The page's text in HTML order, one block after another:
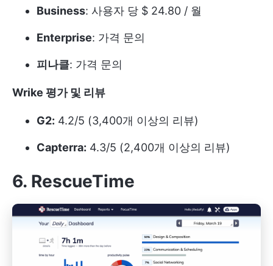
Business: 사용자 당 $ 24.80 / 월
Enterprise: 가격 문의
피나클: 가격 문의
Wrike 평가 및 리뷰
G2: 4.2/5 (3,400개 이상의 리뷰)
Capterra: 4.3/5 (2,400개 이상의 리뷰)
6. RescueTime